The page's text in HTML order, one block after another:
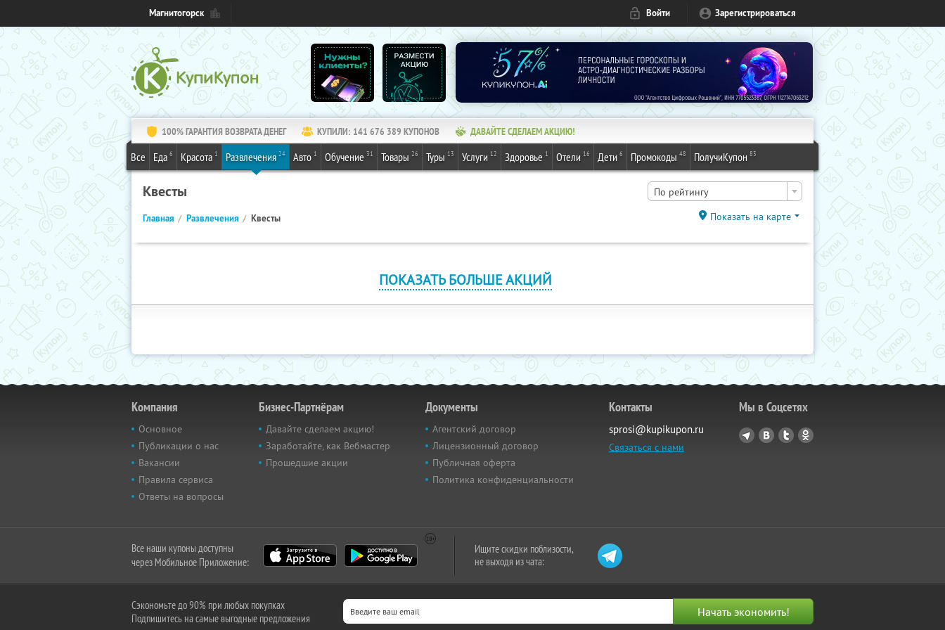
Магнитогорск Войти Зарегистрироваться
100% ГАРАНТИЯ ВОЗВРАТА ДЕНЕГ КУПИЛИ: 141 676 389 КУПОНОВ ДАВАЙТЕ СДЕЛАЕМ АКЦИЮ!
Все Еда 6 Красота 1 Развлечения 24 Авто 1 Обучение 31 Товары 26 Туры 13 Услуги 12 Здоровье 1 Отели 16 Дети 6 Промокоды 48 ПолучиКупон 83
Квесты По рейтингу
Главная Развлечения Квесты Показать на карте
ПОКАЗАТЬ БОЛЬШЕ АКЦИЙ
Компания
Основное
Публикации о нас
Вакансии
Правила сервиса
Ответы на вопросы
Бизнес-Партнёрам
Давайте сделаем акцию!
Заработайте, как Вебмастер
Прошедшие акции
Документы
Агентский договор
Лицензионный договор
Публичная оферта
Политика конфиденциальности
Контакты
sprosi@kupikupon.ru
Связаться с нами
Мы в Соцсетях
Все наши купоны доступны
через Мобильное Приложение:
Ищите скидки поблизости,
не выходя из чата:
Сэкономьте до 90% при любых покупках
Подпишитесь на самые выгодные предложения